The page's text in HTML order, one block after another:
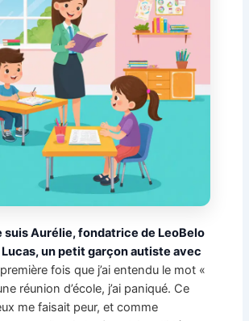
suis Aurélie, fondatrice de LeoBelo
Lucas, un petit garçon autiste avec
fois que j’ai entendu le mot «
réunion d’école, j’ai paniqué. Ce
me faisait peur, et comme